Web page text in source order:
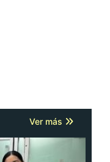
Ver más